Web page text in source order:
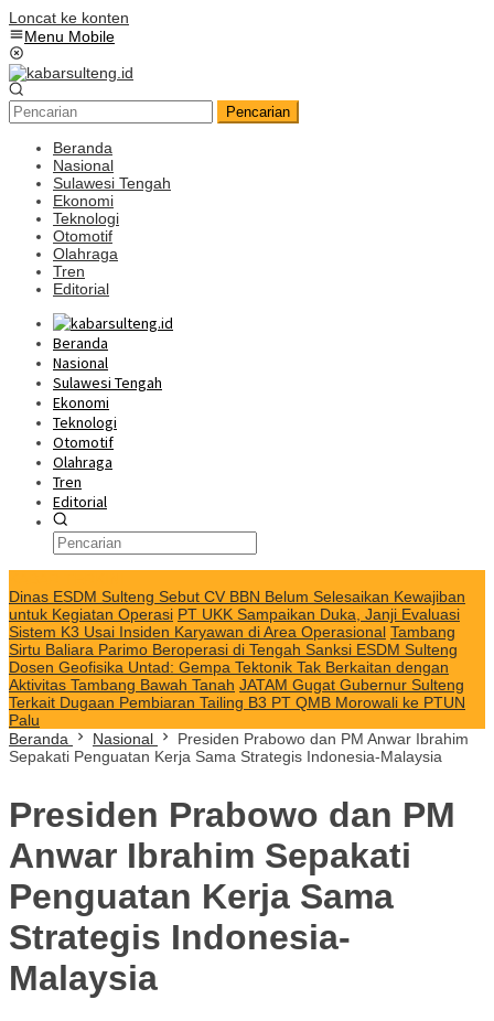
Loncat ke konten
Menu Mobile
Pencarian
Beranda
Nasional
Sulawesi Tengah
Ekonomi
Teknologi
Otomotif
Olahraga
Tren
Editorial
Beranda
Nasional
Sulawesi Tengah
Ekonomi
Teknologi
Otomotif
Olahraga
Tren
Editorial
Dinas ESDM Sulteng Sebut CV BBN Belum Selesaikan Kewajiban
untuk Kegiatan Operasi PT UKK Sampaikan Duka, Janji Evaluasi
Sistem K3 Usai Insiden Karyawan di Area Operasional Tambang
Sirtu Baliara Parimo Beroperasi di Tengah Sanksi ESDM Sulteng
Dosen Geofisika Untad: Gempa Tektonik Tak Berkaitan dengan
Aktivitas Tambang Bawah Tanah JATAM Gugat Gubernur Sulteng
Terkait Dugaan Pembiaran Tailing B3 PT QMB Morowali ke PTUN
Palu
Beranda
Nasional
Presiden Prabowo dan PM Anwar Ibrahim
Sepakati Penguatan Kerja Sama Strategis Indonesia-Malaysia
Presiden Prabowo dan PM
Anwar Ibrahim Sepakati
Penguatan Kerja Sama
Strategis Indonesia-
Malaysia